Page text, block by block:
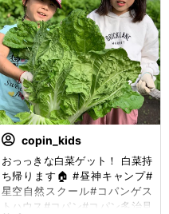
copin_kids
おっっきな白菜ゲット！ 白菜持
ち帰ります🏠 #昼神キャンプ#
星空自然スクール#コパンゲス
トハウス#コパン#コパン多治見